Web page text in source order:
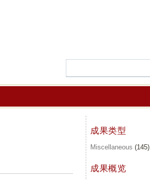
成果类型
Miscellaneous (145)
成果概览